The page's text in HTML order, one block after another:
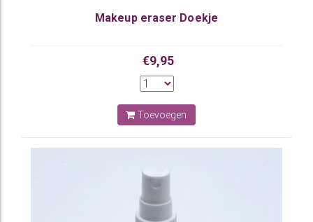
Makeup eraser Doekje
€9,95
Toevoegen